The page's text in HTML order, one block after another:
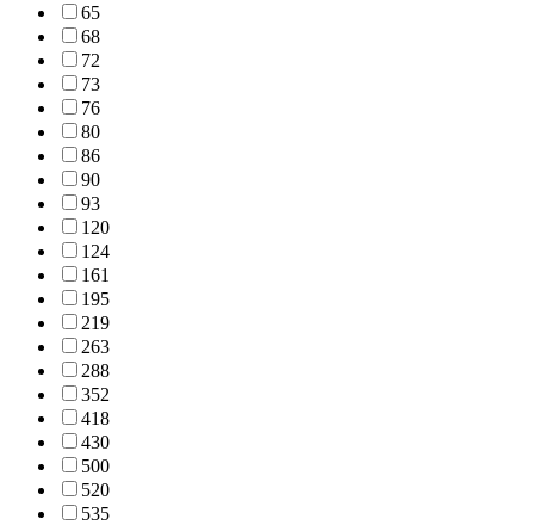
65
68
72
73
76
80
86
90
93
120
124
161
195
219
263
288
352
418
430
500
520
535